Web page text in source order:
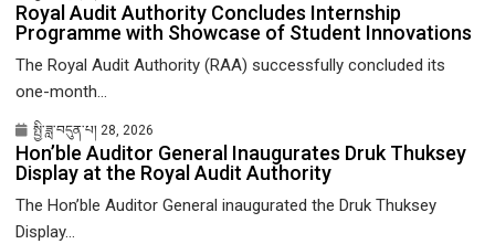
Royal Audit Authority Concludes Internship
Programme with Showcase of Student Innovations
The Royal Audit Authority (RAA) successfully concluded its
one-month...
སྤྱི་ཟླ་བདུན་པ། 28, 2026
Hon’ble Auditor General Inaugurates Druk Thuksey
Display at the Royal Audit Authority
The Hon’ble Auditor General inaugurated the Druk Thuksey
Display...